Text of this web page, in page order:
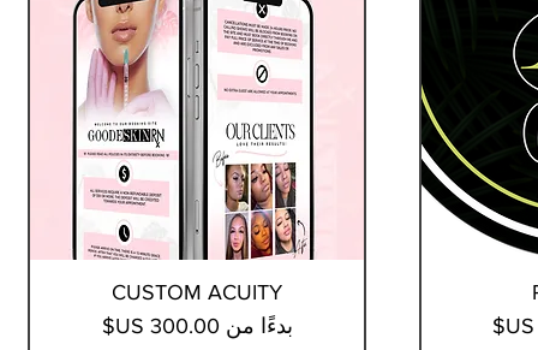
العرض السريع
CUSTOM ACUITY
بدءًا من
سعر البيع